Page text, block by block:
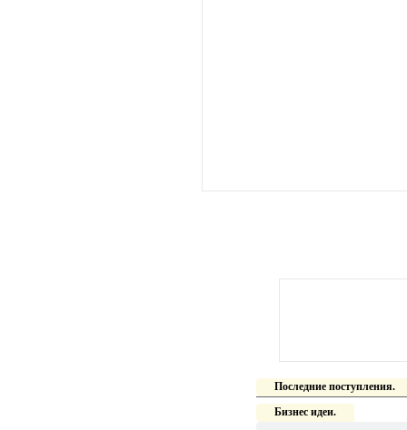
Последние поступления.
Бизнес идеи.